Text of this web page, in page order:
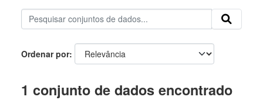
Ordenar por
1 conjunto de dados encontrado